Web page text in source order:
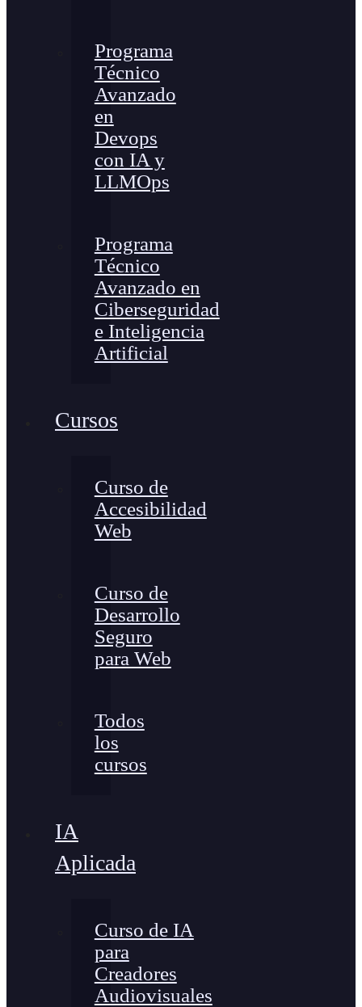
Programa
Técnico
Avanzado
en
Devops
con IA y
LLMOps
Programa
Técnico
Avanzado en
Ciberseguridad
e Inteligencia
Artificial
Cursos
Curso de
Accesibilidad
Web
Curso de
Desarrollo
Seguro
para Web
Todos
los
cursos
IA
Aplicada
Curso de IA
para
Creadores
Audiovisuales